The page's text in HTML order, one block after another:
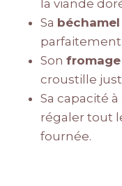
la viande
Sa
parfaitement
Son
croustille
Sa capacité à
régaler tout
fournée.